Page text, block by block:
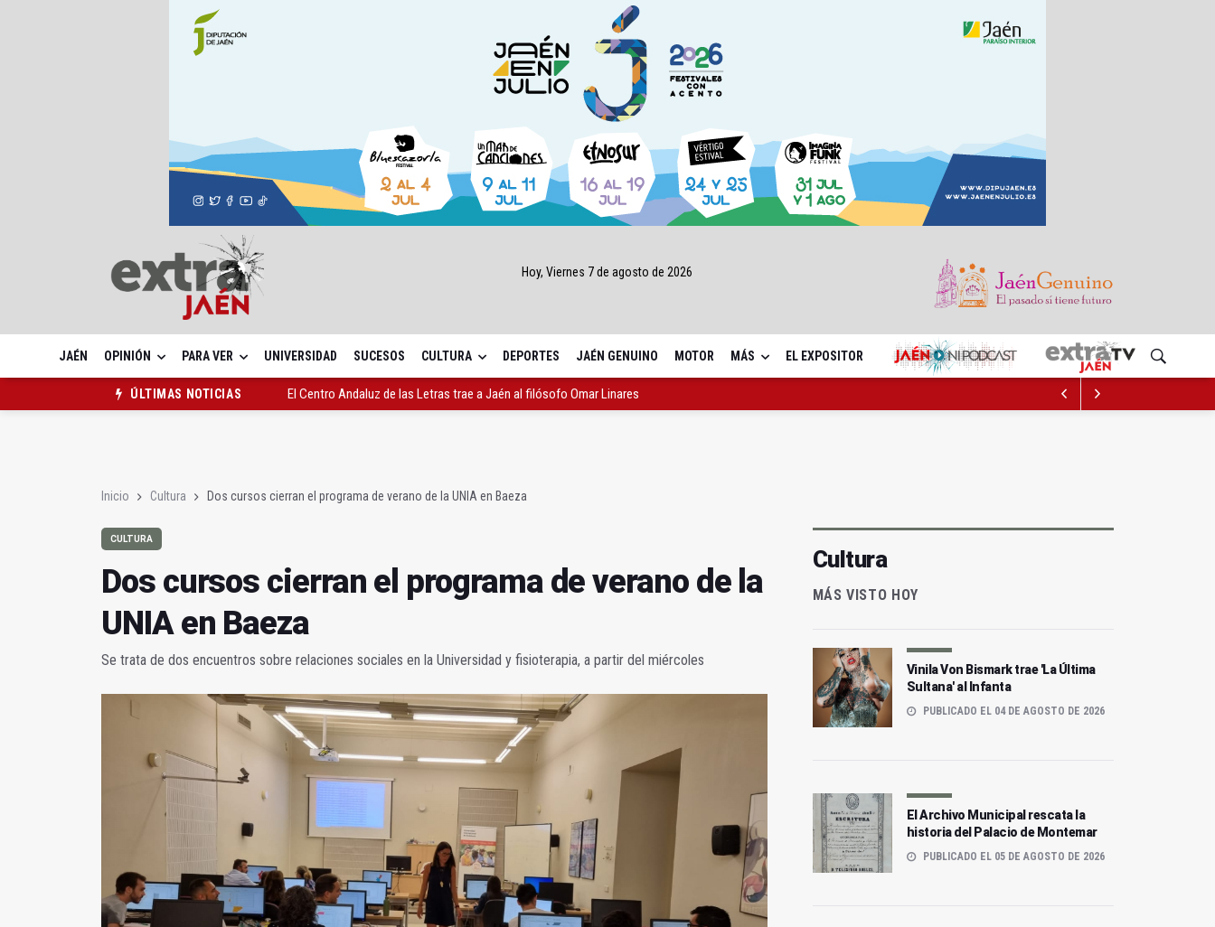
Hoy, Viernes 7 de agosto de 2026
JAÉN OPINIÓN PARA VER UNIVERSIDAD SUCESOS CULTURA DEPORTES JAÉN GENUINO MOTOR MÁS EL EXPOSITOR
ÚLTIMAS NOTICIAS
El Centro Andaluz de las Letras trae a Jaén al filósofo Omar Linares
Inicio Cultura Dos cursos cierran el programa de verano de la UNIA en Baeza
CULTURA
Dos cursos cierran el programa de verano de la
UNIA en Baeza
Se trata de dos encuentros sobre relaciones sociales en la Universidad y fisioterapia, a partir del miércoles
Cultura
MÁS VISTO HOY
Vinila Von Bismark trae 'La Última
Sultana' al Infanta
PUBLICADO EL 04 DE AGOSTO DE 2026
El Archivo Municipal rescata la
historia del Palacio de Montemar
PUBLICADO EL 05 DE AGOSTO DE 2026